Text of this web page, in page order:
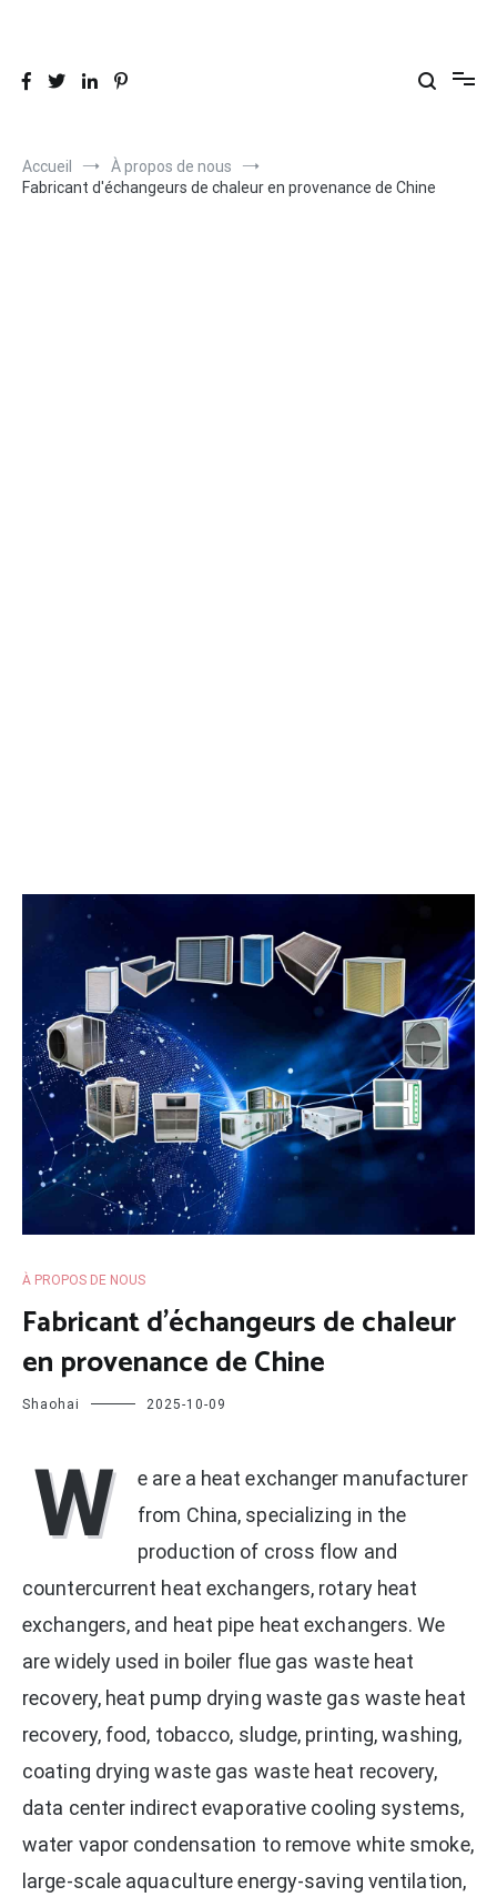
Accueil
À propos de nous
Fabricant d'échangeurs de chaleur en provenance de Chine
À PROPOS DE NOUS
Fabricant d'échangeurs de chaleur
en provenance de Chine
Shaohai 2025-10-09
W
e are a heat exchanger manufacturer
from China, specializing in the
production of cross flow and
countercurrent heat exchangers, rotary heat
exchangers, and heat pipe heat exchangers. We
are widely used in boiler flue gas waste heat
recovery, heat pump drying waste gas waste heat
recovery, food, tobacco, sludge, printing, washing,
coating drying waste gas waste heat recovery,
data center indirect evaporative cooling systems,
water vapor condensation to remove white smoke,
large-scale aquaculture energy-saving ventilation,